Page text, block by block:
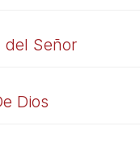
del Señor
Dios